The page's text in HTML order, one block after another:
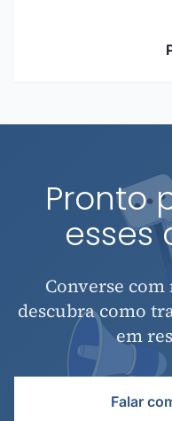
Pronto
esses
Converse com
descubra como
em
Falar